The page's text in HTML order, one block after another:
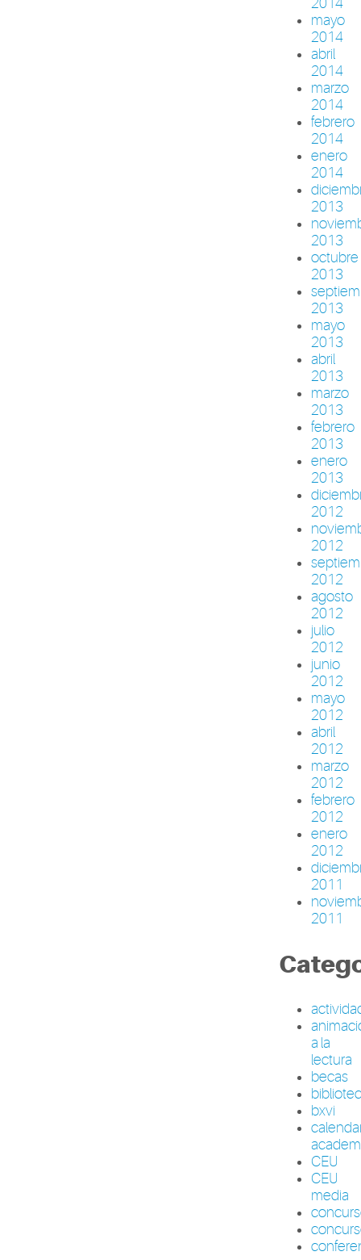
mayo
2014
abril
2014
marzo
2014
febrero
2014
enero
2014
2013
2013
octubre
2013
2013
mayo
2013
abril
2013
marzo
2013
febrero
2013
enero
2013
2012
2012
2012
agosto
2012
julio
2012
junio
2012
mayo
2012
abril
2012
marzo
2012
febrero
2012
enero
2012
2011
2011
a la
lectura
becas
bxvi
CEU
CEU
media